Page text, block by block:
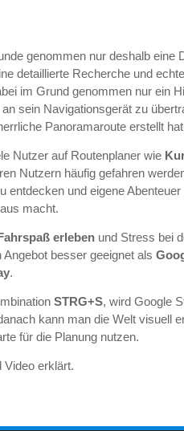
genommen nur deshalb
detaillierte Recherche und
im Grund genommen nur ein
sein Navigationsgerät zu
Panoramaroute erstellt
Nutzer auf Routenplaner wie
Nutzern häufig gefahren
und eigene
macht.
erleben und Stress bei
Angebot besser geeignet als
.
STRG+S, wird Google
kann man die Welt visuell
für die Planung nutzen.
Video erklärt.